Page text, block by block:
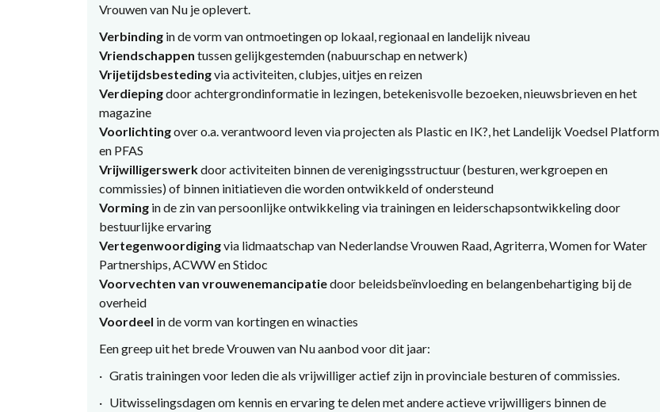
Vrouwen van Nu je oplevert.
Verbindingin de vorm van ontmoetingen op lokaal, regionaal en landelijk niveau
Vriendschappen tussen gelijkgestemden (nabuurschap en netwerk)
Vrijetijdsbestedingvia activiteiten, clubjes, uitjes en reizen
Verdiepingdoor achtergrondinformatie in lezingen, betekenisvolle bezoeken, nieuwsbrieven en het
magazine
Voorlichtingover o.a. verantwoord leven via projecten als Plastic en IK?, het Landelijk Voedsel Platform
en PFAS
Vrijwilligerswerkdoor activiteiten binnen de verenigingsstructuur (besturen, werkgroepen en
commissies) of binnen initiatieven die worden ontwikkeld of ondersteund
Vormingin de zin van persoonlijke ontwikkeling via trainingen en leiderschapsontwikkeling door
bestuurlijke ervaring
Vertegenwoordigingvia lidmaatschap van Nederlandse Vrouwen Raad, Agriterra, Women for Water
Partnerships, ACWW en Stidoc
Voorvechten van vrouwenemancipatiedoor beleidsbeïnvloeding en belangenbehartiging bij de
overheid
Voordeel in de vorm van kortingen en winacties
Een greep uit het brede Vrouwen van Nu aanbod voor dit jaar:
· Gratis trainingen voor leden die als vrijwilliger actief zijn in provinciale besturen of commissies.
· Uitwisselingsdagen om kennis en ervaring te delen met andere actieve vrijwilligers binnen de